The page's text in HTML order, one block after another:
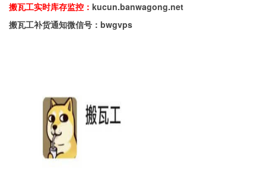
搬瓦工实时库存监控： kucun.banwagong.net
搬瓦工补货通知微信号：bwgvps